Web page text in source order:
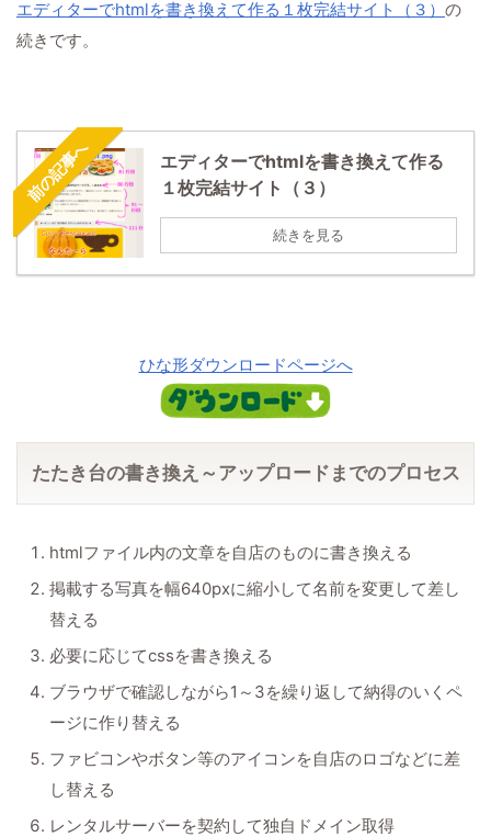
エディターでhtmlを書き換えて作る１枚完結サイト（３） の
続きです。
前の記事へ
エディターでhtmlを書き換えて作る
１枚完結サイト（３）
続きを見る
ひな形ダウンロードページへ
たたき台の書き換え～アップロードまでのプロセス
htmlファイル内の文章を自店のものに書き換える
掲載する写真を幅640pxに縮小して名前を変更して差し
替える
必要に応じてcssを書き換える
ブラウザで確認しながら1～3を繰り返して納得のいくペ
ージに作り替える
ファビコンやボタン等のアイコンを自店のロゴなどに差
し替える
レンタルサーバーを契約して独自ドメイン取得